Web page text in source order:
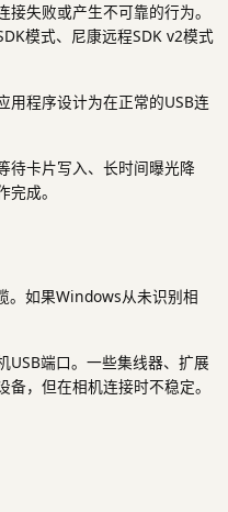
失败或产生不可靠的行为。
模式、尼康远程SDK v2模式
用程序设计为在正常的USB连
待卡片写入、长时间曝光降
成。
。如果Windows从未识别相
USB端口。一些集线器、扩展
，但在相机连接时不稳定。